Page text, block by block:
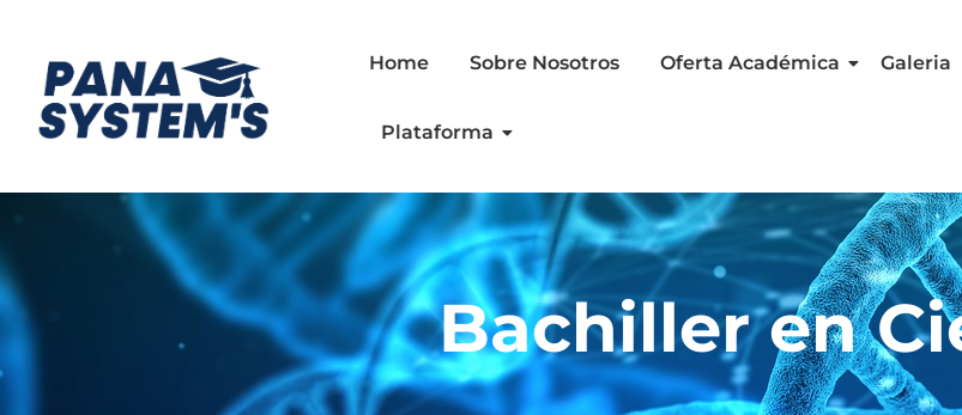
contenido
Home Sobre Nosotros Oferta Académica Galeria
Plataforma
Bachiller en